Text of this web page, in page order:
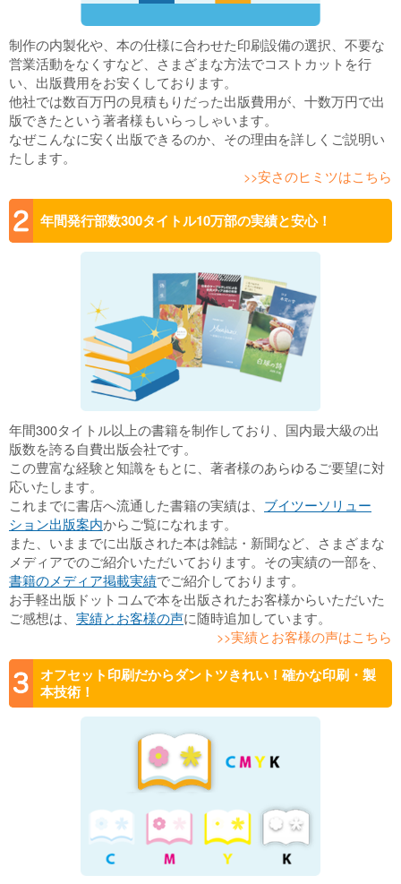
制作の内製化や、本の仕様に合わせた印刷設備の選択、不要な
営業活動をなくすなど、さまざまな方法でコストカットを行
い、出版費用をお安くしております。
他社では数百万円の見積もりだった出版費用が、十数万円で出
版できたという著者様もいらっしゃいます。
なぜこんなに安く出版できるのか、その理由を詳しくご説明い
たします。
>>安さのヒミツはこちら
年間発行部数300タイトル10万部の実績と安心！
年間300タイトル以上の書籍を制作しており、国内最大級の出
版数を誇る自費出版会社です。
この豊富な経験と知識をもとに、著者様のあらゆるご要望に対
応いたします。
これまでに書店へ流通した書籍の実績は、 ブイツーソリュー
ション出版案内からご覧になれます。
また、いままでに出版された本は雑誌・新聞など、さまざまな
メディアでのご紹介いただいております。その実績の一部を、
書籍のメディア掲載実績でご紹介しております。
お手軽出版ドットコムで本を出版されたお客様からいただいた
ご感想は、 実績とお客様の声に随時追加しています。
>>実績とお客様の声はこちら
オフセット印刷だからダントツきれい！確かな印刷・製
本技術！